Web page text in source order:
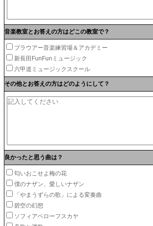
音楽教室とお答えの方はどこの教室で？
ブラウアー音楽練習場＆アカデミー
新長田FunFunミュージック
六甲道ミュージックスクール
その他とお答えの方はどのようにして？
良かったと思う曲は？
匂いおこせよ梅の花
僕のナザン、愛しいナザン
「やまうずらの歌」による変奏曲
碧空の幻想
ソフィアペローフスカヤ